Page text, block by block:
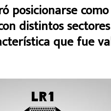
posicionarse
distintos
que fue